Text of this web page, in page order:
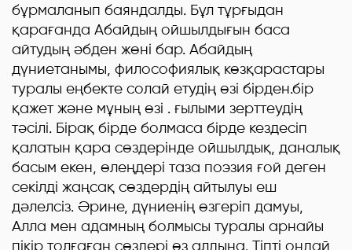
бұрмаланып баяндалды. Бұл тұрғыдан
қарағанда Абайдың ойшылдығын баса
айтудың әбден жөні бар. Абайдың
дүниетанымы, философиялық көзқарастары
туралы еңбекте солай етудің өзі бірден.бір
қажет және мұның өзі . ғылыми зерттеудің
тәсілі. Бірақ бірде болмаса бірде кездесіп
қалатын қара сөздерінде ойшылдық, даналық
басым екен, өлеңдері таза поэзия ғой деген
секілді жаңсақ сөздердің айтылуы еш
дәлелсіз. Әрине, дүниенің өзгеріп дамуы,
Алла мен адамның болмысы туралы арнайы
пікір толғаған сөздері өз алдына. Тіпті ондай